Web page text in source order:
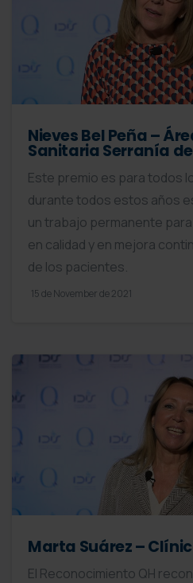
Nieves Bel Peña –
Sanitaria Serranía
Este premio es para todos
durante todos estos años
un trabajo permanente
en calidad y en mejora
de los pacientes.
15 de November de 2021
Marta Suárez –
El Reconocimiento QH